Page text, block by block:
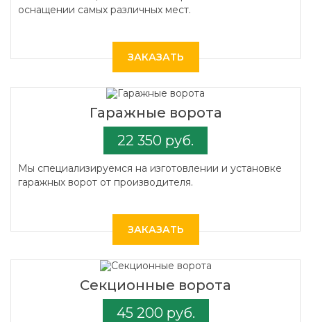
оснащении самых различных мест.
ЗАКАЗАТЬ
Гаражные ворота
22 350 руб.
Мы специализируемся на изготовлении и установке
гаражных ворот от производителя.
ЗАКАЗАТЬ
Секционные ворота
45 200 руб.